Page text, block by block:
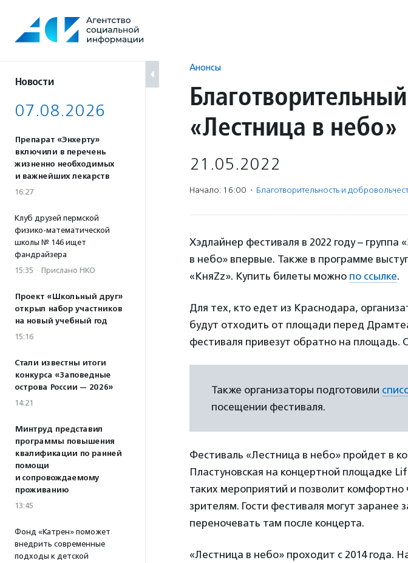
содержанию
Новости
07.08.2026
Препарат «Энхерту»
включили в перечень
жизненно необходимых
и важнейших лекарств
16:27
Клуб друзей пермской
физико-математической
школы № 146 ищет
фандрайзера
15:35 · Прислано НКО
Проект «Школьный друг»
открыл набор участников
на новый учебный год
15:16
Стали известны итоги
конкурса «Заповедные
острова России — 2026»
14:21
Минтруд представил
программы повышения
квалификации по ранней
помощи
и сопровождаемому
проживанию
13:45
Фонд «Катрен» поможет
внедрить современные
подходы к детской
Анонсы
«Лестница в небо»
21.05.2022
Начало: 16:00 · Благотвори­тель­ность и
Хэдлайнер фестиваля в 2022 году –
в небо» впервые. Также в программе
«КняZz». Купить билеты можно по ссылке.
Для тех, кто едет из Краснодара,
будут отходить от площади перед
фестиваля привезут обратно на площадь.
Также организаторы подготовили
посещении фестиваля.
Фестиваль «Лестница в небо» пройдет в
Пластуновская на концертной площадке
таких мероприятий и позволит комфортно
зрителям. Гости фестиваля могут заранее
переночевать там после концерта.
«Лестница в небо» проходит с 2014 года.